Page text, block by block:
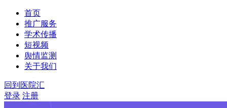
首页
推广服务
学术传播
短视频
舆情监测
关于我们
回到医院汇
登录 注册